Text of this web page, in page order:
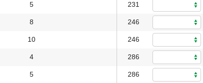
5 231
8 246
10 246
4 286
5 286